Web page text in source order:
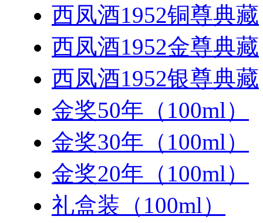
西凤酒1952铜尊典藏
西凤酒1952金尊典藏
西凤酒1952银尊典藏
金奖50年（100ml）
金奖30年（100ml）
金奖20年（100ml）
礼盒装（100ml）